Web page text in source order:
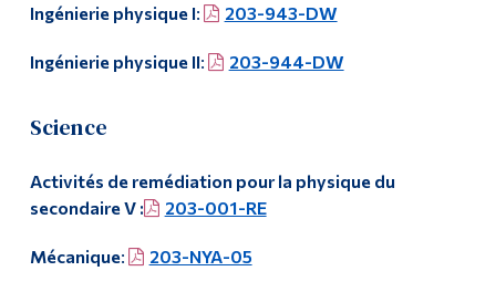
Horaire de la salle de travaux dirigés
Exemples d'examens finaux pour les cours de sciences
Ingénierie physique I: 203-943-DW
Ingénierie physique II: 203-944-DW
Science
Activités de remédiation pour la physique du
secondaire V :
203-001-RE
Mécanique: 203-NYA-05